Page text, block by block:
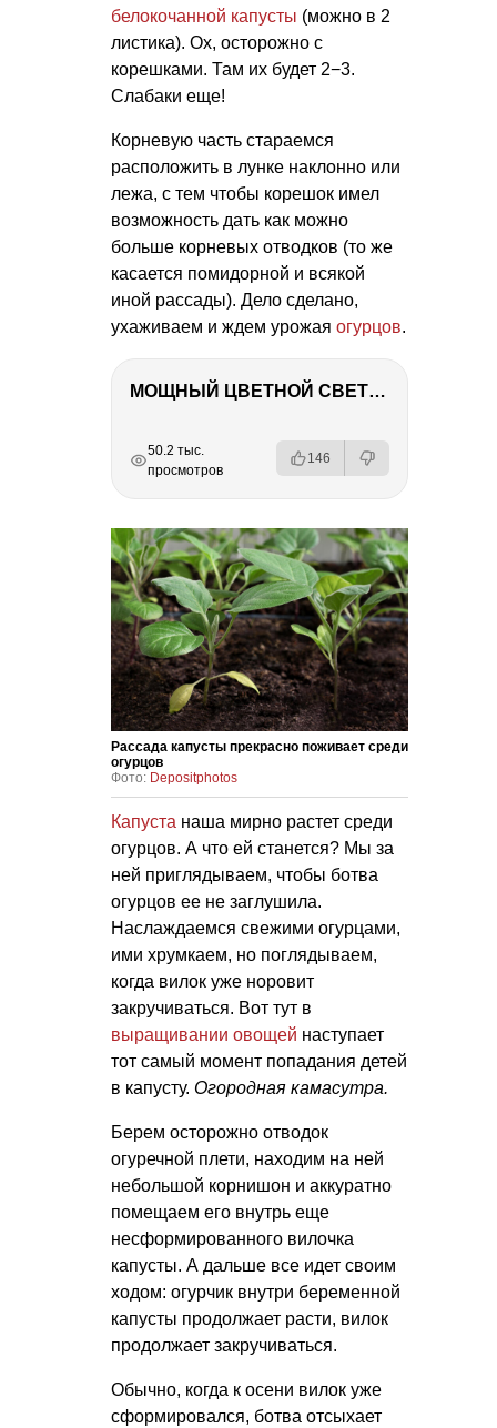
белокочанной капусты (можно в 2
листика). Ох, осторожно с
корешками. Там их будет 2−3.
Слабаки еще!
Корневую часть стараемся
расположить в лунке наклонно или
лежа, с тем чтобы корешок имел
возможность дать как можно
больше корневых отводков (то же
касается помидорной и всякой
иной рассады). Дело сделано,
ухаживаем и ждем урожая огурцов.
МОЩНЫЙ ЦВЕТНОЙ СВЕТ – NANLITE FC-500C
РЕКЛАМА
РЕКЛАМА
РЕКЛАМА
РЕКЛАМА
50.2 тыс.
просмотров
146
Рассада капусты прекрасно поживает среди
огурцов
Фото: Depositphotos
Капуста наша мирно растет среди
огурцов. А что ей станется? Мы за
ней приглядываем, чтобы ботва
огурцов ее не заглушила.
Наслаждаемся свежими огурцами,
ими хрумкаем, но поглядываем,
когда вилок уже норовит
закручиваться. Вот тут в
выращивании овощей наступает
тот самый момент попадания детей
в капусту. Огородная камасутра.
Берем осторожно отводок
огуречной плети, находим на ней
небольшой корнишон и аккуратно
помещаем его внутрь еще
несформированного вилочка
капусты. А дальше все идет своим
ходом: огурчик внутри беременной
капусты продолжает расти, вилок
продолжает закручиваться.
Обычно, когда к осени вилок уже
сформировался, ботва отсыхает